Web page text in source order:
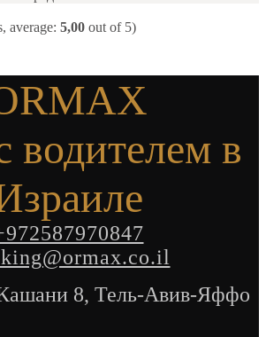
average: 5,00 out of 5)
водителем в
8, Тель-Авив-Яффо